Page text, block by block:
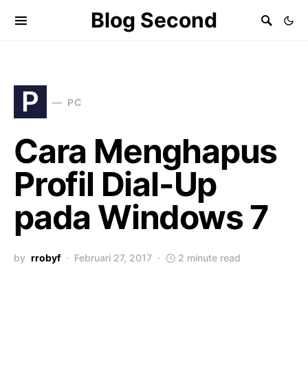
Blog Second
P PC
Cara Menghapus
Profil Dial-Up
pada Windows 7
by rrobyf Februari 27, 2017 2 minute read